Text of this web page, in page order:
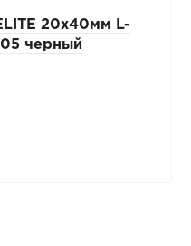
20x40мм L-
черный